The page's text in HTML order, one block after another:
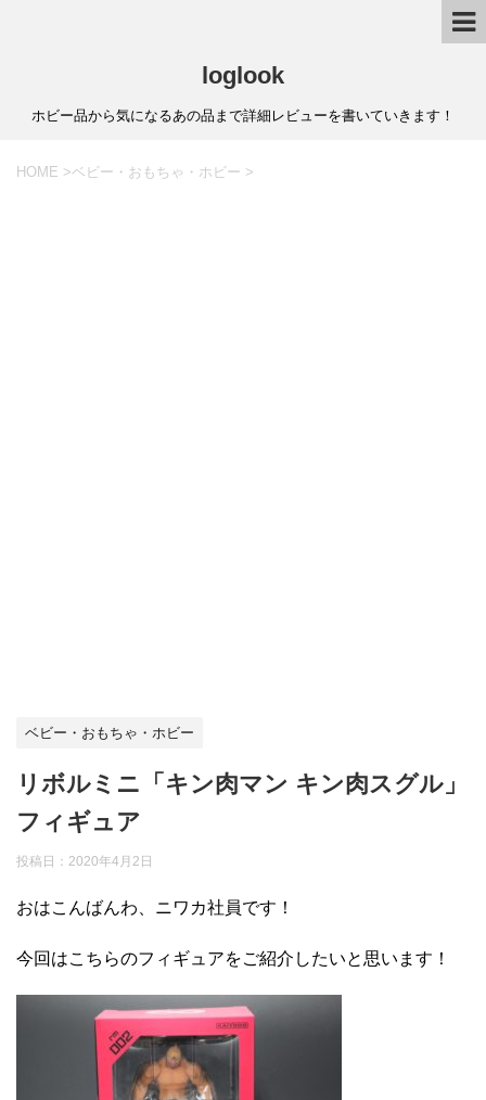
loglook
ホビー品から気になるあの品まで詳細レビューを書いていきます！
HOME >ベビー・おもちゃ・ホビー >
ベビー・おもちゃ・ホビー
リボルミニ「キン肉マン キン肉スグル」
フィギュア
投稿日： 2020年4月2日
おはこんばんわ、ニワカ社員です！
今回はこちらのフィギュアをご紹介したいと思います！